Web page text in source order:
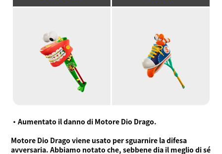
・Aumentato il danno di Motore Dio Drago.
Motore Dio Drago viene usato per sguarnire la difesa
avversaria. Abbiamo notato che, sebbene dia il meglio di sé